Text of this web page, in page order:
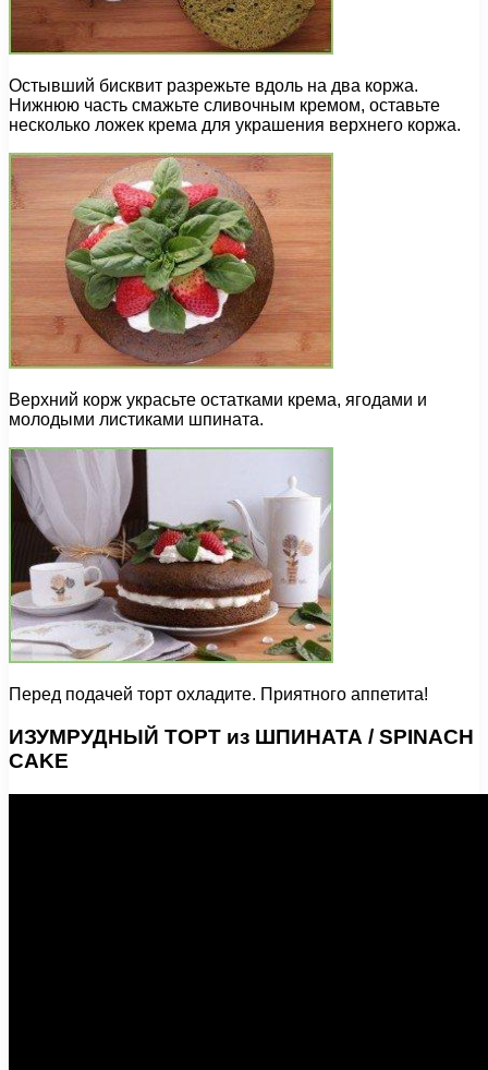
Остывший бисквит разрежьте вдоль на два коржа.
Нижнюю часть смажьте сливочным кремом, оставьте
несколько ложек крема для украшения верхнего коржа.
Верхний корж украсьте остатками крема, ягодами и
молодыми листиками шпината.
Перед подачей торт охладите. Приятного аппетита!
ИЗУМРУДНЫЙ ТОРТ из ШПИНАТА / SPINACH
CAKE